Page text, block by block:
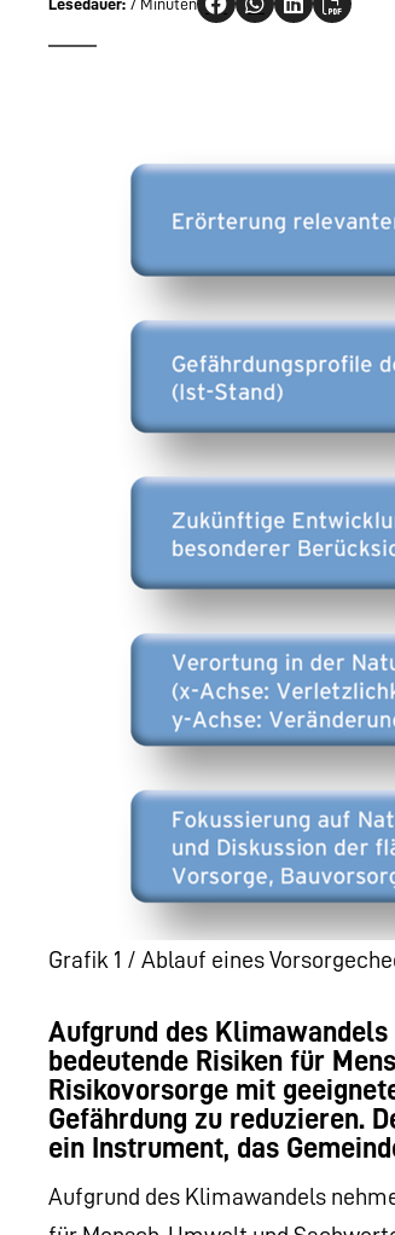
Lesedauer: 7 Minuten
Grafik 1 / Ablauf eines
Aufgrund des
bedeutende Risiken für
Risikovorsorge mit
Gefährdung zu reduzieren.
ein Instrument, das
Aufgrund des Klimawandels